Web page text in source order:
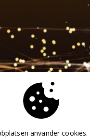
använder cookies.